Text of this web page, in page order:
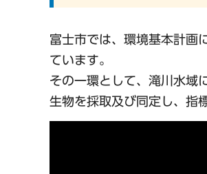
富士市では、環境基本計画
ています。
その一環として、滝川水域
生物を採取及び同定し、指